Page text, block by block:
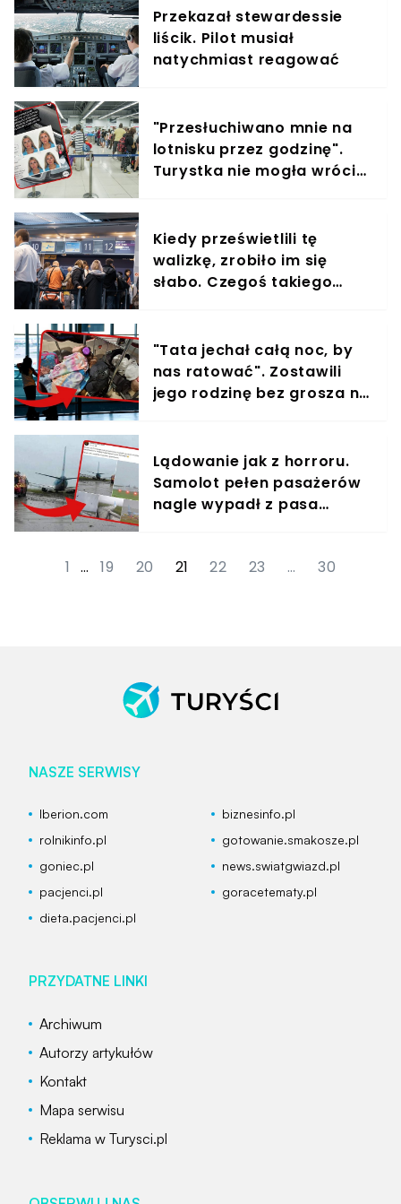
Przekazał stewardessie
liścik. Pilot musiał
natychmiast reagować
"Przesłuchiwano mnie na
lotnisku przez godzinę".
Turystka nie mogła wrócić
Kiedy prześwietlili tę
walizkę, zrobiło im się
słabo. Czegoś takiego
"Tata jechał całą noc, by
nas ratować". Zostawili
jego rodzinę bez grosza na
Lądowanie jak z horroru.
Samolot pełen pasażerów
nagle wypadł z pasa
1
… 19 20 21 22 23 … 30
NASZE SERWISY
Iberion.com
biznesinfo.pl
rolnikinfo.pl
gotowanie.smakosze.pl
goniec.pl
news.swiatgwiazd.pl
pacjenci.pl
goracetematy.pl
dieta.pacjenci.pl
PRZYDATNE LINKI
Archiwum
Autorzy artykułów
Kontakt
Mapa serwisu
Reklama w Turysci.pl